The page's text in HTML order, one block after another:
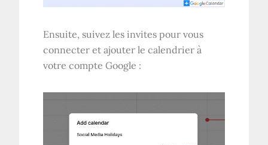
Ensuite, suivez les invites pour vous
connecter et ajouter le calendrier à
votre compte Google :